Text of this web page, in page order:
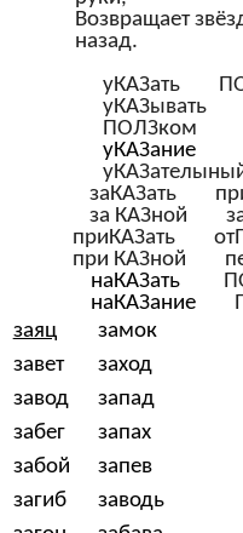
Возвращает
назад.
уКАЗать
ПОЛЗком
заКАЗать
за КАЗной
приКАЗать
при КАЗной
наКАЗать
наКАЗание
заяц
замок
завет
заход
завод
запад
забег
запах
забой
запев
загиб
заводь